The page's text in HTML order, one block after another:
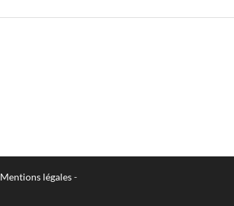
Mentions légales-